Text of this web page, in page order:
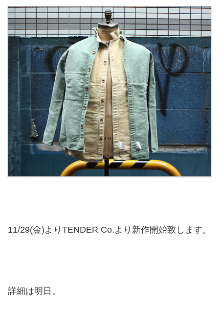
11/29(金)よりTENDER Co.より新作開始致します。
詳細は明日。